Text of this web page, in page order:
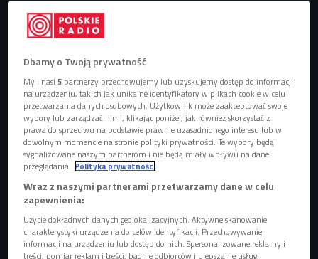
 17'39
Niezależne kobiety z inicjatywą znajdziemy w wielu filmach i serialach, gdzie
potrafią i oświadczyć się, i zakończyć związek. A jak jest w życiu? I co na to
Dbamy o Twoją prywatność
My i nasi5 partnerzy przechowujemy lub uzyskujemy dostęp do informacji
na urządzeniu, takich jak unikalne identyfikatory w plikach cookie w celu
przetwarzania danych osobowych. Użytkownik może zaakceptować swoje
wybory lub zarządzać nimi, klikając poniżej, jak również skorzystać z
prawa do sprzeciwu na podstawie prawnie uzasadnionego interesu lub w
dowolnym momencie na stronie polityki prywatności. Te wybory będą
sygnalizowane naszym partnerom i nie będą miały wpływu na dane
przeglądania. Polityka prywatności
Wraz z naszymi partnerami przetwarzamy dane w celu
zapewnienia:
Użycie dokładnych danych geolokalizacyjnych. Aktywne skanowanie
charakterystyki urządzenia do celów identyfikacji. Przechowywanie
informacji na urządzeniu lub dostęp do nich. Spersonalizowane reklamy i
treści, pomiar reklam i treści, badnie odbiorców i ulepszanie usług.